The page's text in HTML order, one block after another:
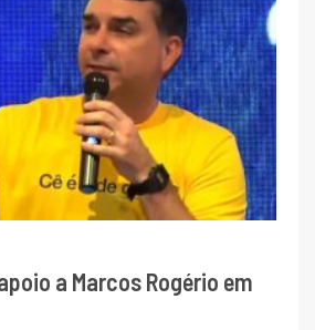
a Marcos Rogério em